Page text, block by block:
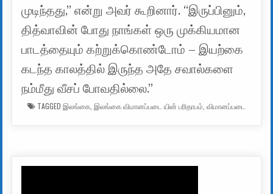
முடிந்தது,” என்று அவர் கூறினார். “இருப்பினும்,
தித்வாவின் போது நாங்கள் ஒரு முக்கியமான
பாடத்தையும் கற்றுக்கொண்டோம் – இயற்கை
கடந்த காலத்தில் இருந்த அதே சவால்களை
நம்மீது வீசப் போவதில்லை.”
TAGGED இலங்கை இலங்கை விமானப்படை யின் பரிதாபம் விமானப்படை